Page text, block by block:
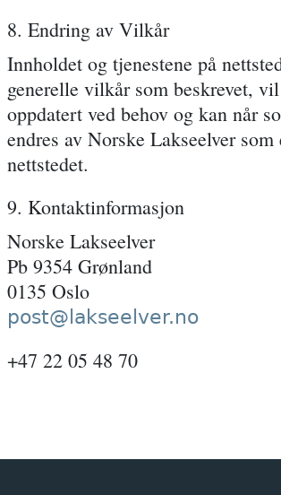
8. Endring av Vilkår
Innholdet og tjenestene på
generelle vilkår som beskrevet,
oppdatert ved behov og kan når
endres av Norske Lakseelver som
nettstedet.
9. Kontaktinformasjon
Norske Lakseelver
Pb 9354 Grønland
0135 Oslo
post@lakseelver.no
+47 22 05 48 70